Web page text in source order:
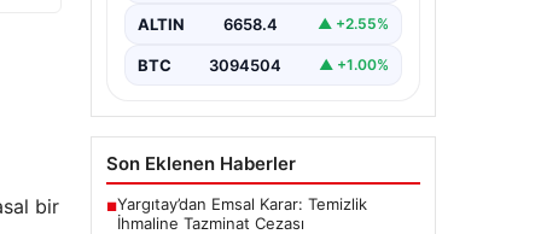
bir
Günümüzde…
ALTIN 6658.4 ▲ +2.55%
BTC 3094504 ▲ +1.00%
Son Eklenen Haberler
■Yargıtay’dan Emsal Karar: Temizlik
İhmaline Tazminat Cezası